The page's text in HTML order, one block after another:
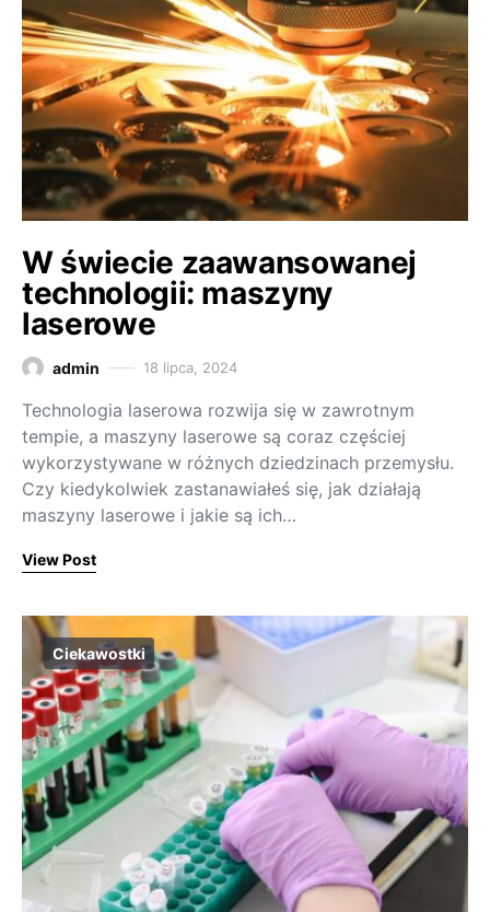
W świecie zaawansowanej
technologii: maszyny
laserowe
admin 18 lipca, 2024
Technologia laserowa rozwija się w zawrotnym
tempie, a maszyny laserowe są coraz częściej
wykorzystywane w różnych dziedzinach przemysłu.
Czy kiedykolwiek zastanawiałeś się, jak działają
maszyny laserowe i jakie są ich…
View Post
Ciekawostki